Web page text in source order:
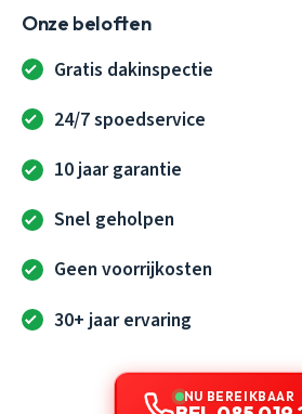
Onze beloften
Gratis dakinspectie
24/7 spoedservice
10 jaar garantie
Snel geholpen
Geen voorrijkosten
30+ jaar ervaring
NU BEREIKBAAR